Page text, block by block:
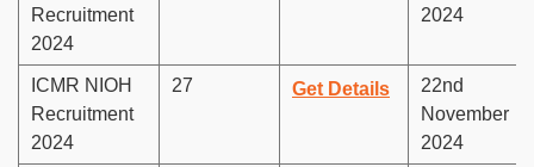
Recruitment
2024
2024
ICMR NIOH
Recruitment
2024
27 Get Details
22nd
November
2024